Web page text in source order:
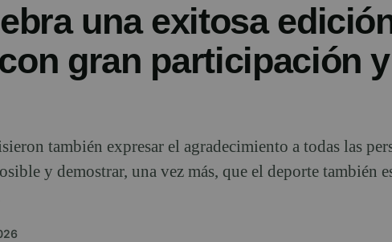
una exitosa
gran participación
también expresar el agradecimiento a todas las
y demostrar, una vez más, que el deporte también